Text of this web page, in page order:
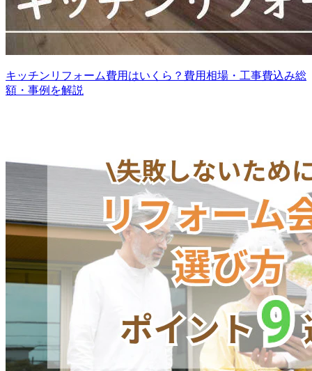
キッチンリフォーム費用はいくら？費用相場・工事費込み総
額・事例を解説